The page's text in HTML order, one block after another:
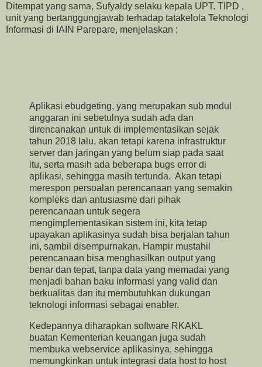
Ditempat yang sama, Sufyaldy selaku kepala UPT. TIPD ,
unit yang bertanggungjawab terhadap tatakelola Teknologi
Informasi di IAIN Parepare, menjelaskan ;
Aplikasi ebudgeting, yang merupakan sub modul
anggaran ini sebetulnya sudah ada dan
direncanakan untuk di implementasikan sejak
tahun 2018 lalu, akan tetapi karena infrastruktur
server dan jaringan yang belum siap pada saat
itu, serta masih ada beberapa bugs error di
aplikasi, sehingga masih tertunda. Akan tetapi
merespon persoalan perencanaan yang semakin
kompleks dan antusiasme dari pihak
perencanaan untuk segera
mengimplementasikan sistem ini, kita tetap
upayakan aplikasinya sudah bisa berjalan tahun
ini, sambil disempurnakan. Hampir mustahil
perencanaan bisa menghasilkan output yang
benar dan tepat, tanpa data yang memadai yang
menjadi bahan baku informasi yang valid dan
berkualitas dan itu membutuhkan dukungan
teknologi informasi sebagai enabler.
Kedepannya diharapkan software RKAKL
buatan Kementerian keuangan juga sudah
membuka webservice aplikasinya, sehingga
memungkinkan untuk integrasi data host to host